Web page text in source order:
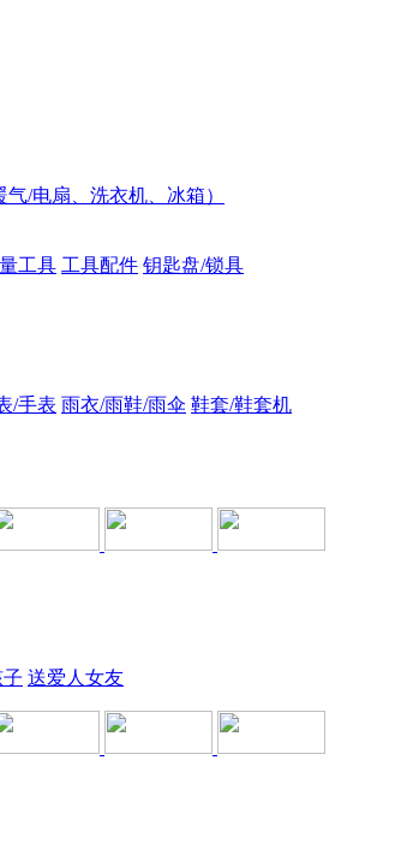
/电扇、洗衣机、冰箱）
工具 工具配件 钥匙盘/锁具
/手表 雨衣/雨鞋/雨伞 鞋套/鞋套机
送爱人女友